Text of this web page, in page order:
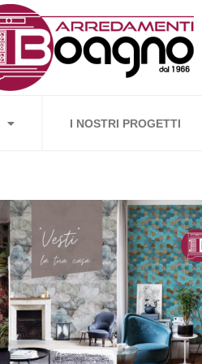
I NOSTRI PROGETTI